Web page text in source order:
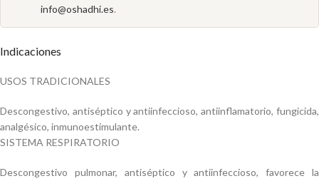
info@oshadhi.es.
Indicaciones
USOS TRADICIONALES
Descongestivo, antiséptico y antiinfeccioso, antiinflamatorio, fungicida,
analgésico, inmunoestimulante.
SISTEMA RESPIRATORIO
Descongestivo pulmonar, antiséptico y antiinfeccioso, favorece la